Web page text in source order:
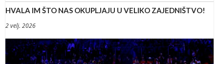
HVALA IM ŠTO NAS OKUPLJAJU U VELIKO ZAJEDNIŠTVO!
2 velj. 2026